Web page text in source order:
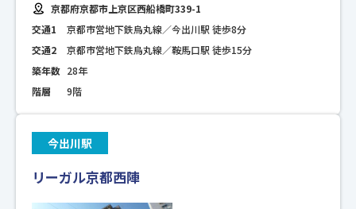
京都府京都市上京区西船橋町339-1
交通1
京都市営地下鉄烏丸線／今出川駅 徒歩8分
交通2
京都市営地下鉄烏丸線／鞍馬口駅 徒歩15分
築年数 28年
階層
9階
今出川駅
リーガル京都西陣